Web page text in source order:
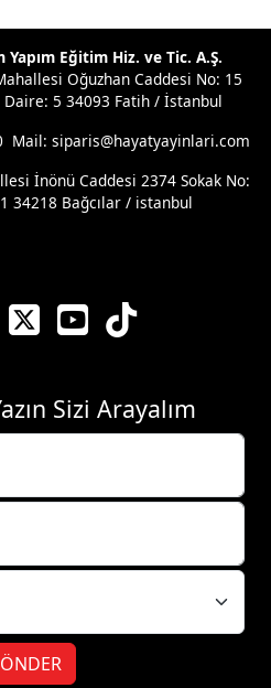
Yapım Eğitim Hiz. ve Tic. A.Ş.
Oğuzhan Caddesi No: 15
Daire: 5 34093 Fatih / İstanbul
Mail: siparis@hayatyayinlari.com
İnönü Caddesi 2374 Sokak No:
34218 Bağcılar / istanbul
Sizi Arayalım